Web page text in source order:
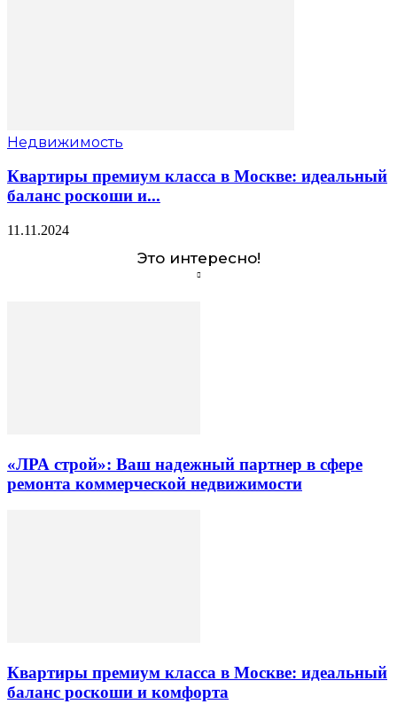
Недвижимость
Квартиры премиум класса в Москве: идеальный
баланс роскоши и...
11.11.2024
Это интересно!
«ЛРА строй»: Ваш надежный партнер в сфере
ремонта коммерческой недвижимости
Квартиры премиум класса в Москве: идеальный
баланс роскоши и комфорта